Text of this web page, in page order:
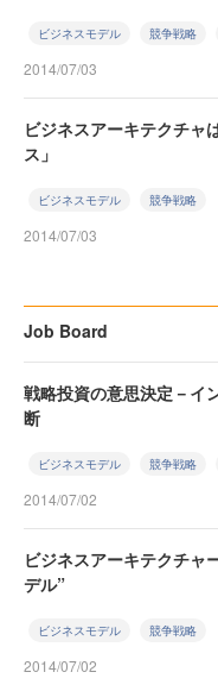
ビジネスモデル 競争戦略
2014/07/03
ビジネスアーキテクチャ
ス」
ビジネスモデル 競争戦略
2014/07/03
Job Board
戦略投資の意思決定－イ
断
ビジネスモデル 競争戦略
2014/07/02
ビジネスアーキテクチャ
デル”
ビジネスモデル 競争戦略
2014/07/02